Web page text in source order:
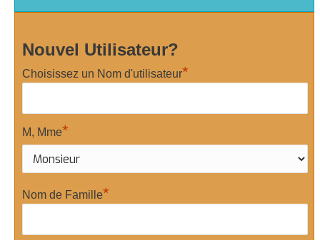
Nouvel Utilisateur?
Choisissez un Nom d'utilisateur*
M, Mme*
Nom de Famille*